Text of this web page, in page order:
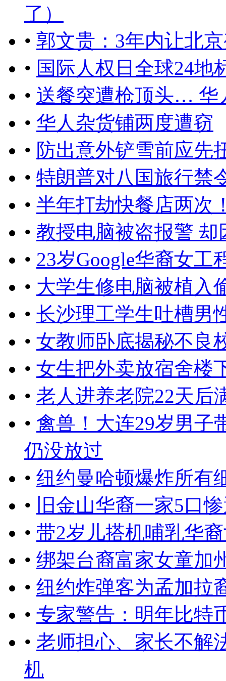
了）
• 郭文贵：3年内让北
• 国际人权日全球24地
• 送餐突遭枪顶头… 华
• 华人杂货铺两度遭窃
• 防出意外铲雪前应先
• 特朗普对八国旅行禁
• 半年打劫快餐店两次
• 教授电脑被盗报警
• 23岁Google华裔女工
• 大学生修电脑被植入
• 长沙理工学生吐槽男
• 女教师卧底揭秘不良
• 女生把外卖放宿舍楼
• 老人进养老院22天后
• 禽兽！大连29岁男子
仍没放过
• 纽约曼哈顿爆炸所有
•
旧金山华裔一家5口
• 带2岁儿搭机哺乳华
• 绑架台裔富家女童加
• 纽约炸弹客为孟加拉
• 专家警告：明年比特
• 老师担心、家长不解
机